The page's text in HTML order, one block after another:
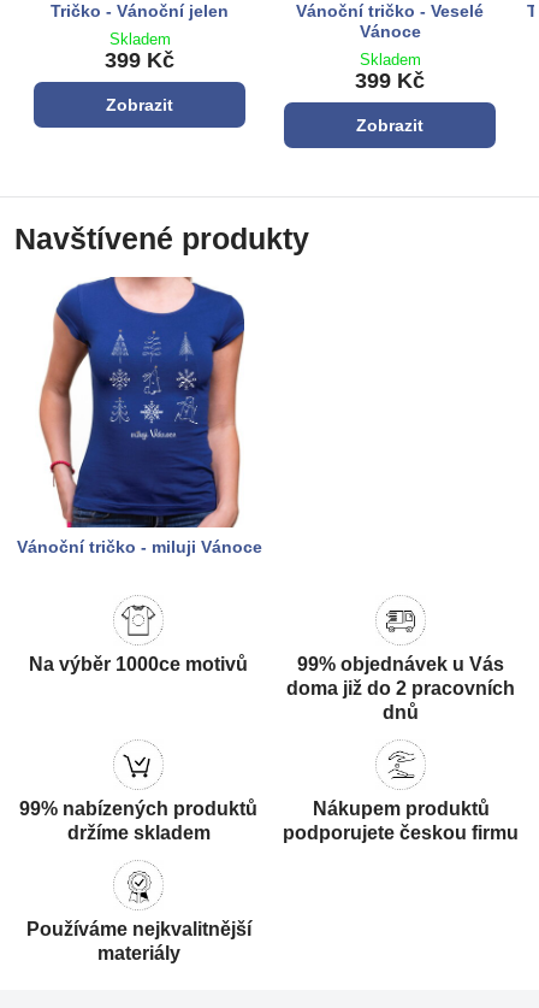
Tričko - Vánoční jelen
Skladem
399 Kč
Zobrazit
Vánoční tričko - Veselé
Vánoce
Skladem
399 Kč
Zobrazit
Navštívené produkty
Vánoční tričko - miluji Vánoce
Na výběr 1000ce motivů
99% objednávek u Vás
doma již do 2 pracovních
dnů
99% nabízených produktů
držíme skladem
Nákupem produktů
podporujete českou firmu
Používáme nejkvalitnější
materiály